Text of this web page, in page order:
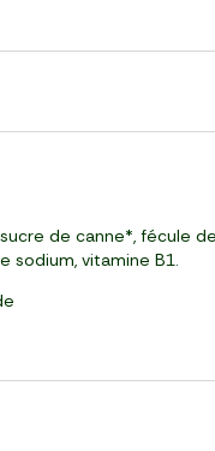
de canne*, fécule
sodium, vitamine B1.